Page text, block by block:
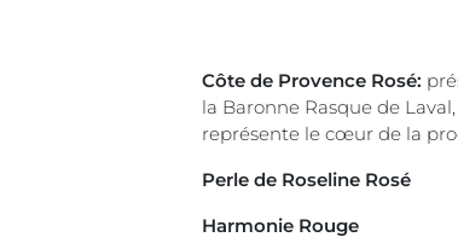
Côte de Provence Rosé:
la Baronne Rasque de
représente le cœur de la
Perle de Roseline Rosé
Harmonie Rouge